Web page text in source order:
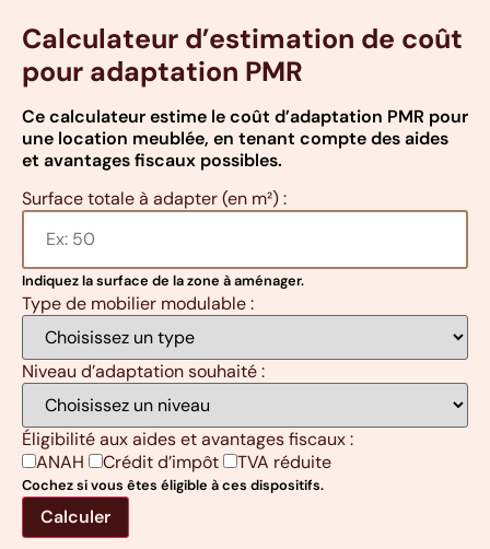
Calculateur d’estimation de coût
pour adaptation PMR
Ce calculateur estime le coût d’adaptation PMR pour
une location meublée, en tenant compte des aides
et avantages fiscaux possibles.
Surface totale à adapter (en m²) :
Indiquez la surface de la zone à aménager.
Type de mobilier modulable :
Niveau d’adaptation souhaité :
Éligibilité aux aides et avantages fiscaux :
ANAH
Crédit d’impôt TVA réduite
Cochez si vous êtes éligible à ces dispositifs.
Calculer